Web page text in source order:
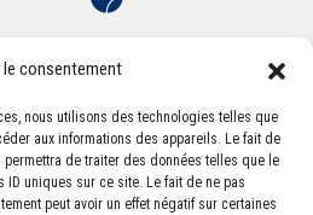
le consentement
nous utilisons des technologies telles que
aux informations des appareils. Le fait de
de traiter des données telles que le
ID uniques sur ce site. Le fait de ne pas
peut avoir un effet négatif sur certaines
Montferrandaise
Léon Jouhaux
Clermont-Ferrand Cedex 2